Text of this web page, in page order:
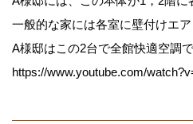
一般的な家には各室に壁付けエ
A様邸はこの2台で全館快適空調で
https://www.youtube.com/